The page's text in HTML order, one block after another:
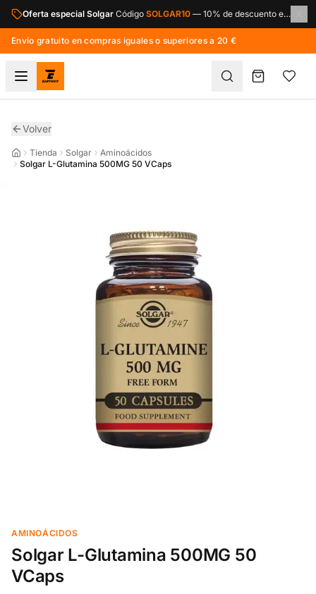
Saltar al contenido principal
Oferta especial Solgar Código SOLGAR10 — 10% de descuento en toda la marca Solgar.
Envío gratuito en compras iguales o superiores a 20 €
Volver
Tienda Solgar
Aminoácidos
Solgar L-Glutamina 500MG 50 VCaps
AMINOÁCIDOS
Solgar L-Glutamina 500MG 50
VCaps